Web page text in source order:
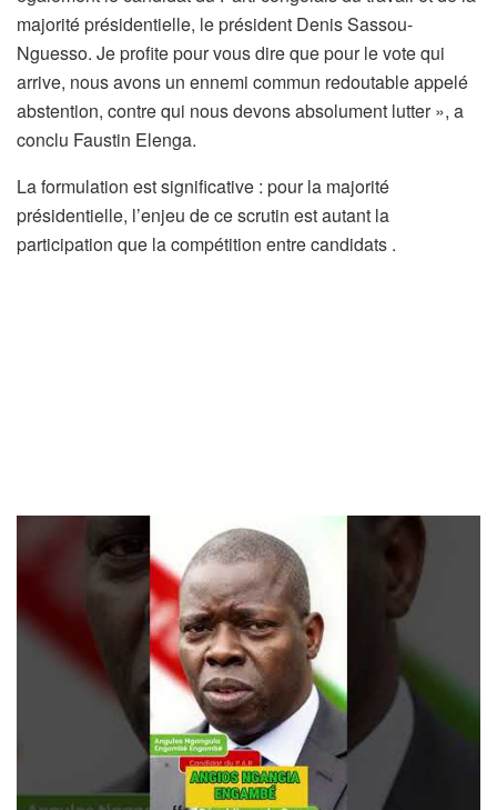
majorité présidentielle, le président Denis Sassou-
Nguesso. Je profite pour vous dire que pour le vote qui
arrive, nous avons un ennemi commun redoutable appelé
abstention, contre qui nous devons absolument lutter », a
conclu Faustin Elenga.
La formulation est significative : pour la majorité
présidentielle, l’enjeu de ce scrutin est autant la
participation que la compétition entre candidats .